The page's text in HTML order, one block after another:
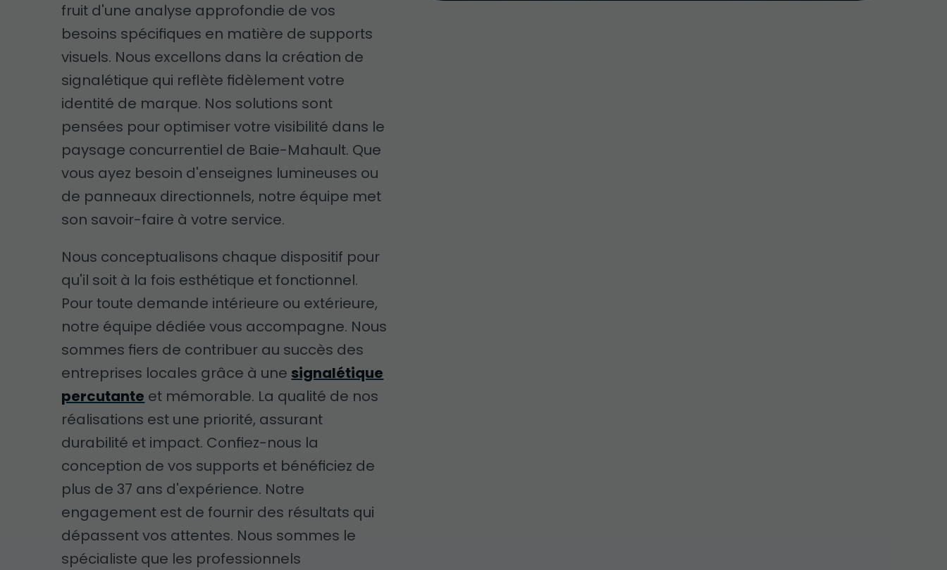
fruit d'une analyse approfondie de vos
besoins spécifiques en matière de supports
visuels. Nous excellons dans la création de
signalétique qui reflète fidèlement votre
identité de marque. Nos solutions sont
pensées pour optimiser votre visibilité dans le
paysage concurrentiel de Baie-Mahault. Que
vous ayez besoin d'enseignes lumineuses ou
de panneaux directionnels, notre équipe met
son savoir-faire à votre service.
Nous conceptualisons chaque dispositif pour
qu'il soit à la fois esthétique et fonctionnel.
Pour toute demande intérieure ou extérieure,
notre équipe dédiée vous accompagne. Nous
sommes fiers de contribuer au succès des
entreprises locales grâce à une signalétique
percutante et mémorable. La qualité de nos
réalisations est une priorité, assurant
durabilité et impact. Confiez-nous la
conception de vos supports et bénéficiez de
plus de 37 ans d'expérience. Notre
engagement est de fournir des résultats qui
dépassent vos attentes. Nous sommes le
spécialiste que les professionnels